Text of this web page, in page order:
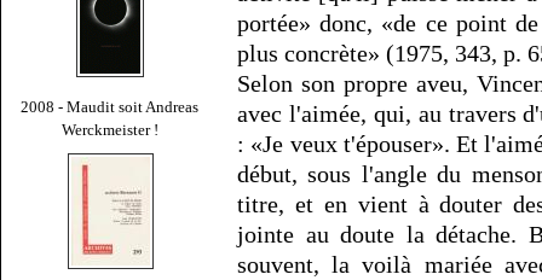
2008 - Maudit soit Andreas
Werckmeister !
portée» donc, «de ce point
plus concrète» (1975, 343, p.
Selon son propre aveu,
avec l'aimée, qui, au travers
: «Je veux t'épouser». Et
début, sous l'angle du
titre, et en vient à douter
jointe au doute la détache.
souvent, la voilà mariée